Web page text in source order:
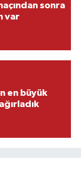
sonra
var
en büyük